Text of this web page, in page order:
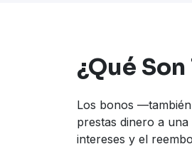
¿Qué
Los bonos
prestas dinero a
intereses y el